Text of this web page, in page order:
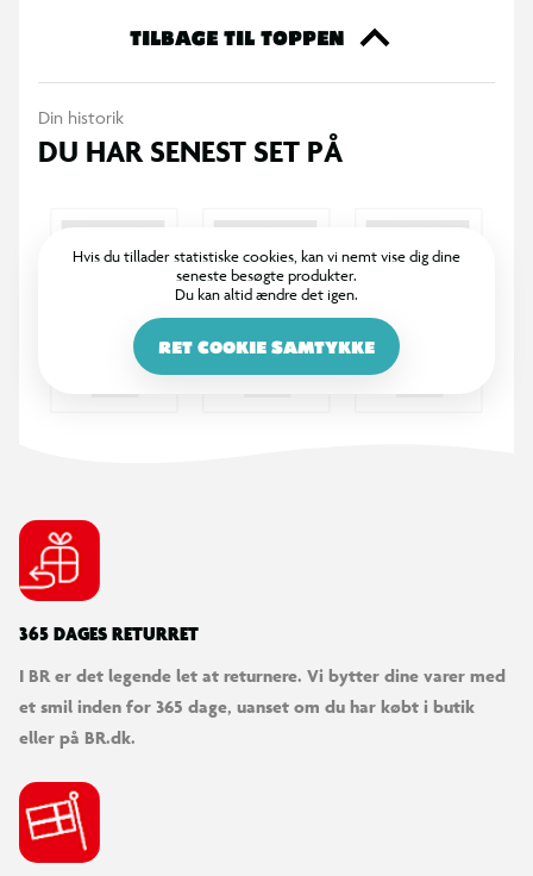
TILBAGE TIL TOPPEN
Din historik
DU HAR SENEST SET PÅ
Hvis du tillader statistiske cookies, kan vi nemt vise dig dine
seneste besøgte produkter.
Du kan altid ændre det igen.
RET COOKIE SAMTYKKE
365 DAGES RETURRET
I BR er det legende let at returnere. Vi bytter dine varer med
et smil inden for 365 dage, uanset om du har købt i butik
eller på BR.dk.